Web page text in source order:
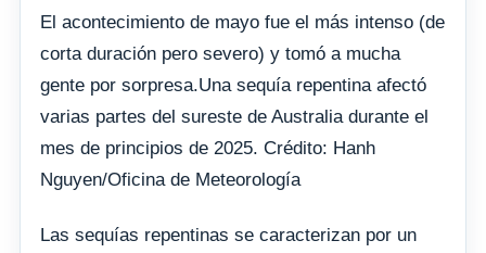
El acontecimiento de mayo fue el más intenso (de
corta duración pero severo) y tomó a mucha
gente por sorpresa.Una sequía repentina afectó
varias partes del sureste de Australia durante el
mes de principios de 2025. Crédito: Hanh
Nguyen/Oficina de Meteorología
Las sequías repentinas se caracterizan por un